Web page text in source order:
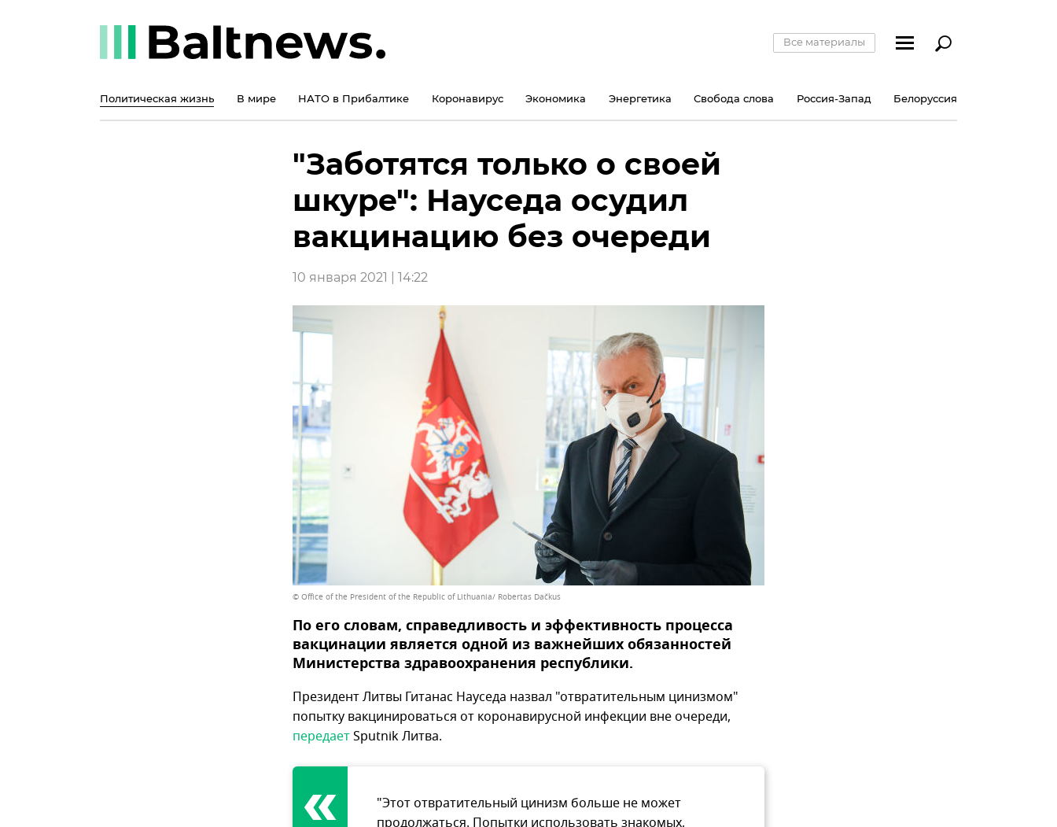
Все материалы
Политическая жизнь В мире НАТО в Прибалтике Коронавирус Экономика Энергетика Свобода слова Россия-Запад Белоруссия
"Заботятся только о своей
шкуре": Науседа осудил
вакцинацию без очереди
10 января 2021 | 14:22
© Office of the President of the Republic of Lithuania/ Robertas Dačkus
По его словам, справедливость и эффективность процесса
вакцинации является одной из важнейших обязанностей
Министерства здравоохранения республики.
Президент Литвы Гитанас Науседа назвал "отвратительным цинизмом"
попытку вакцинироваться от коронавирусной инфекции вне очереди,
передаетSputnik Литва.
"Этот отвратительный цинизм больше не может
продолжаться. Попытки использовать знакомых,